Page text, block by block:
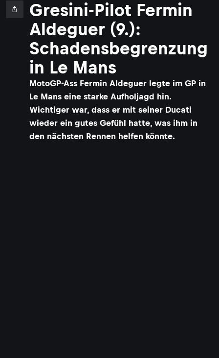
Gresini-Pilot Fermin
Aldeguer (9.):
Schadensbegrenzung
in Le Mans
MotoGP-Ass Fermin Aldeguer legte im GP in
Le Mans eine starke Aufholjagd hin.
Wichtiger war, dass er mit seiner Ducati
wieder ein gutes Gefühl hatte, was ihm in
den nächsten Rennen helfen könnte.